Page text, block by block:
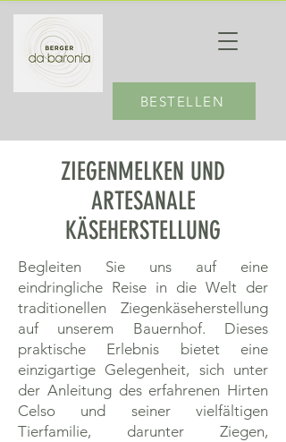
BESTELLEN
ZIEGENMELKEN UND
ARTESANALE
KÄSEHERSTELLUNG
Begleiten Sie uns auf eine
eindringliche Reise in die Welt der
traditionellen Ziegenkäseherstellung
auf unserem Bauernhof. Dieses
praktische Erlebnis bietet eine
einzigartige Gelegenheit, sich unter
der Anleitung des erfahrenen Hirten
Celso und seiner vielfältigen
Tierfamilie, darunter Ziegen,